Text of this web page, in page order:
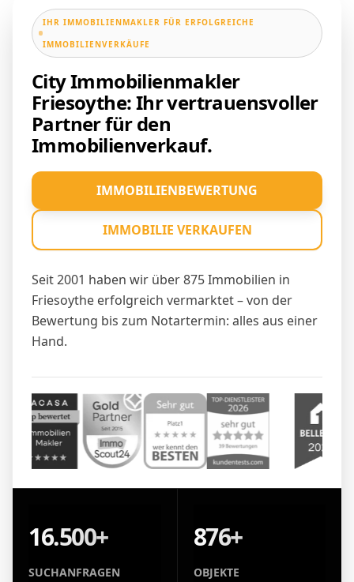
IHR IMMOBILIENMAKLER FÜR ERFOLGREICHE
IMMOBILIENVERKÄUFE
City Immobilienmakler
Friesoythe: Ihr vertrauensvoller
Partner für den
Immobilienverkauf.
Seit 2001 haben wir über 875 Immobilien in
Friesoythe erfolgreich vermarktet – von der
Bewertung bis zum Notartermin: alles aus einer
Hand.
IMMOBILIENBEWERTUNG
IMMOBILIE VERKAUFEN
16.500+
SUCHANFRAGEN
876+
OBJEKTE